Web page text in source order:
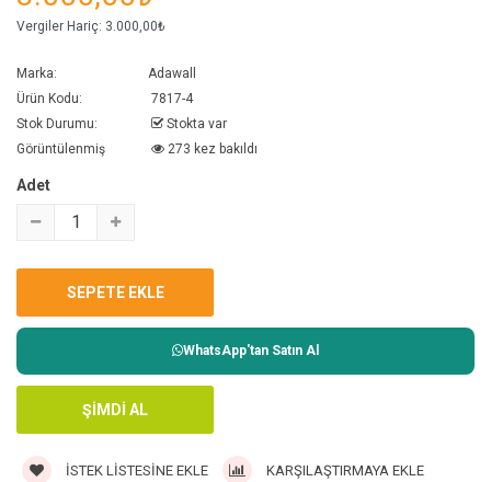
Vergiler Hariç: 3.000,00₺
Marka:
Adawall
Ürün Kodu:
7817-4
Stok Durumu:
Stokta var
Görüntülenmiş
273 kez bakıldı
Adet
WhatsApp'tan Satın Al
İSTEK LISTESINE EKLE KARŞILAŞTIRMAYA EKLE